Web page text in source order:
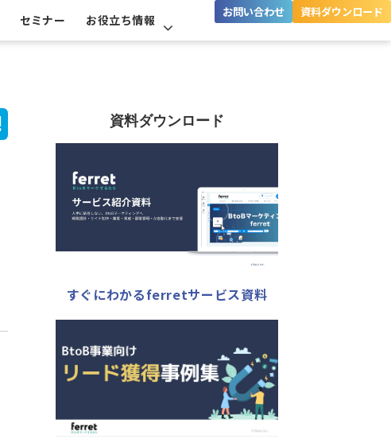
セミナー お役立ち情報
お問い合わせ 資料ダウンロード
資料ダウンロード
すぐにわかるferretサービス資料